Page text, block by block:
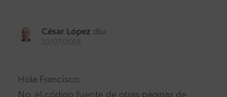
César López diu:
10/07/2018
Hola Francisco,
No, el código fuente de otras páginas de